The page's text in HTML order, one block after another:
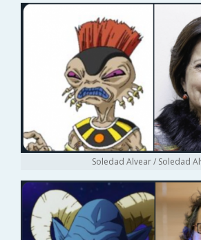
Soledad Alvear / Soledad